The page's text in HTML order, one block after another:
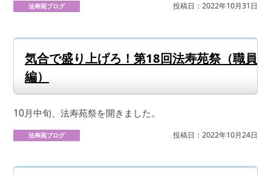
法寿苑ブログ 投稿日：2022年10月31日
気合で盛り上げろ！第18回法寿苑祭（職員
編）
10月中旬、法寿苑祭を開きました。
法寿苑ブログ 投稿日：2022年10月24日